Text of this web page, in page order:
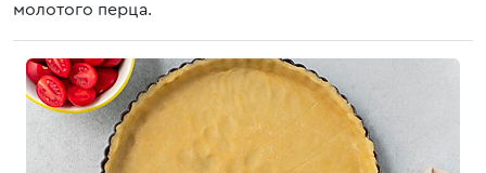
молотого перца.